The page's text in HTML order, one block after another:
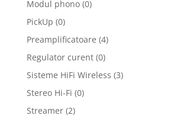
Modul phono (0)
PickUp (0)
Preamplificatoare (4)
Regulator curent (0)
Sisteme HiFi Wireless (3)
Stereo Hi-Fi (0)
Streamer (2)